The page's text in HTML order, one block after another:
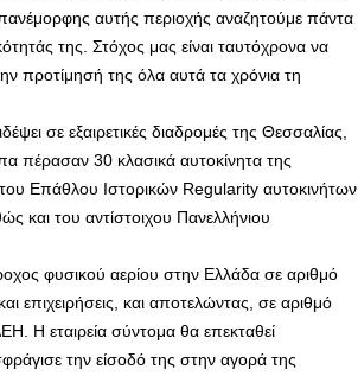
αυτής περιοχής αναζητούμε πάντα
της. Στόχος μας είναι ταυτόχρονα να
προτίμησή της όλα αυτά τα χρόνια τη
σε εξαιρετικές διαδρομές της Θεσσαλίας,
πέρασαν 30 κλασικά αυτοκίνητα της
Επάθλου Ιστορικών Regularity αυτοκινήτων
και του αντίστοιχου Πανελλήνιου
φυσικού αερίου στην Ελλάδα σε αριθμό
επιχειρήσεις, και αποτελώντας, σε αριθμό
Η εταιρεία σύντομα θα επεκταθεί
την είσοδό της στην αγορά της